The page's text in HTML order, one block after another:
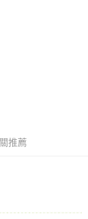
式。 讓您購物簡單
要取消訂單，請聯絡
推薦